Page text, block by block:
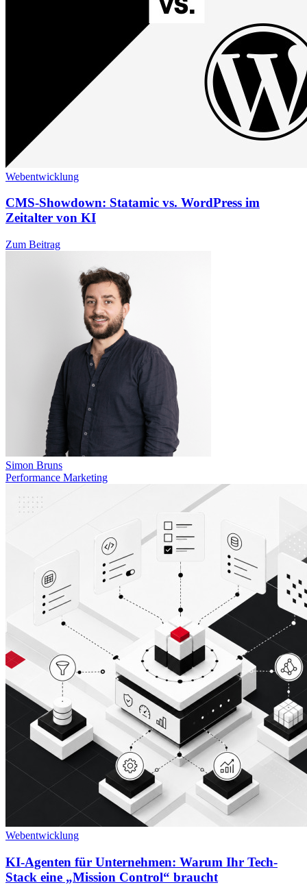
Webentwicklung
CMS-Showdown: Statamic vs. WordPress im
Zeitalter von KI
Zum Beitrag
Simon Bruns
Performance Marketing
Webentwicklung
KI-Agenten für Unternehmen: Warum Ihr Tech-
Stack eine „Mission Control“ braucht